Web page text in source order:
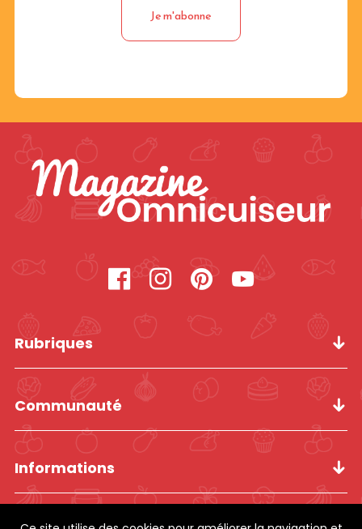
Rubriques
Communauté
Informations